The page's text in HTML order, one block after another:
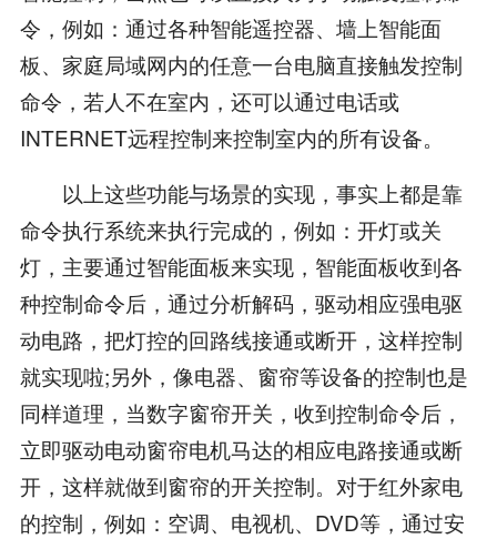
令，例如：通过各种智能遥控器、墙上智能面
板、家庭局域网内的任意一台电脑直接触发控制
命令，若人不在室内，还可以通过电话或
INTERNET远程控制来控制室内的所有设备。
以上这些功能与场景的实现，事实上都是靠
命令执行系统来执行完成的，例如：开灯或关
灯，主要通过智能面板来实现，智能面板收到各
种控制命令后，通过分析解码，驱动相应强电驱
动电路，把灯控的回路线接通或断开，这样控制
就实现啦;另外，像电器、窗帘等设备的控制也是
同样道理，当数字窗帘开关，收到控制命令后，
立即驱动电动窗帘电机马达的相应电路接通或断
开，这样就做到窗帘的开关控制。对于红外家电
的控制，例如：空调、电视机、DVD等，通过安